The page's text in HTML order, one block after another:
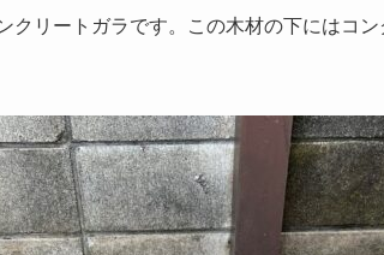
クリートガラです。この木材の下にはコ